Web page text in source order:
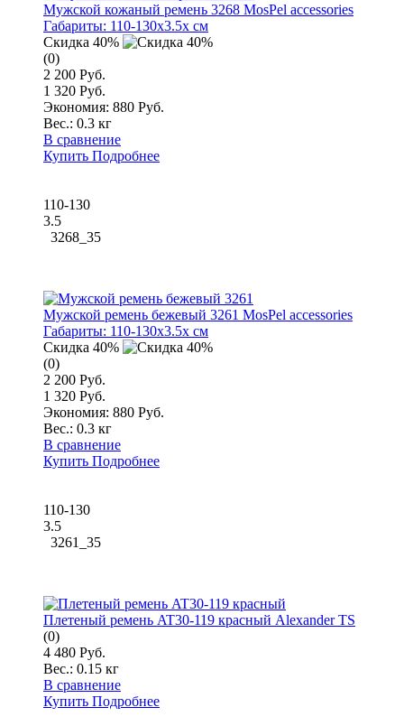
Мужской кожаный ремень 3268 MosPel accessories
Габариты: 110-130x3.5x см
Скидка 40%
(0)
2 200 Руб.
1 320 Руб.
Экономия: 880 Руб.
Вес.: 0.3 кг
В сравнение
Купить Подробнее
110-130
3.5
3268_35
Мужской ремень бежевый 3261 MosPel accessories
Габариты: 110-130x3.5x см
Скидка 40%
(0)
2 200 Руб.
1 320 Руб.
Экономия: 880 Руб.
Вес.: 0.3 кг
В сравнение
Купить Подробнее
110-130
3.5
3261_35
Плетеный ремень AT30-119 красный Alexander TS
(0)
4 480 Руб.
Вес.: 0.15 кг
В сравнение
Купить Подробнее